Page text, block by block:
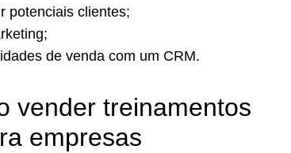
potenciais clientes;
de venda com um CRM.
vender treinamentos
empresas